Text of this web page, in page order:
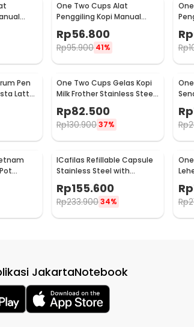
One Two Cups Alat
Penggiling Kopi Manual
Coffee Grinder 160ml -
CF012
Rp56.800
Rp95.900 41%
-Rp
Rp
Pen
Latte
One Two Cups Gelas Kopi
Milk Frother Stainless Steel
400ml - WZ0011
Rp82.500
Rp130.90037%
Rp
Rp
ICafilas Refillable Capsule
Stainless Steel with
Tamper for Nespresso -
F456
Rp155.600
Rp233.90034%
Rp
Rp
JakartaNotebook